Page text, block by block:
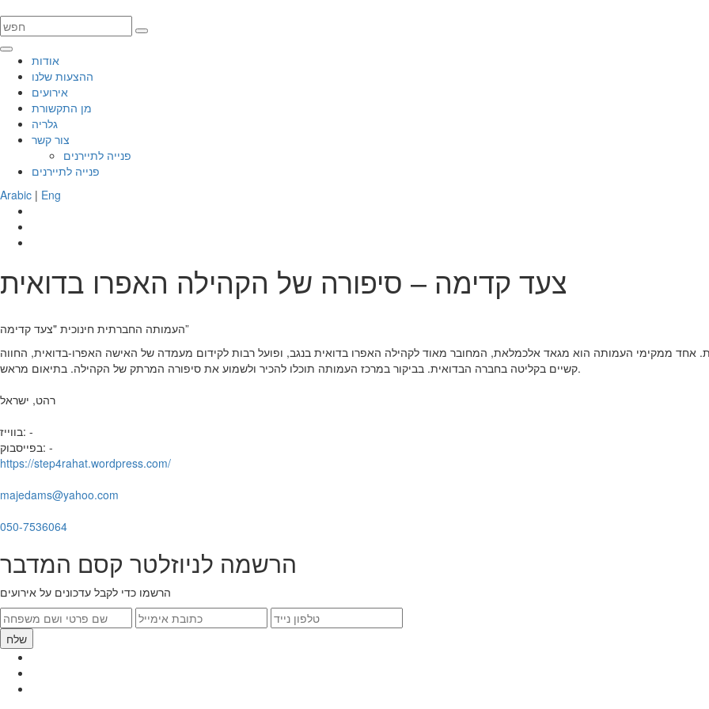
אודות
ההצעות שלנו
אירועים
מן התקשורת
גלריה
צור קשר
פנייה לתיירנים
פנייה לתיירנים
Arabic | Eng
צעד קדימה – סיפורה של הקהילה האפרו בדואית
העמותה החברתית חינוכית "צעד קדימה”
ממקימי העמותה הוא מגאד אלכמלאת, המחובר מאוד לקהילה האפרו בדואית בנגב, ופועל רבות לקידום מעמדה של האישה האפרו-בדואית, החווה
קשיים בקליטה בחברה הבדואית. בביקור במרכז העמותה תוכלו להכיר ולשמוע את סיפורה המרתק של הקהילה. בתיאום מראש.
רהט, ישראל
בווייז: -
בפייסבוק: -
https://step4rahat.wordpress.com/
majedams@yahoo.com
050-7536064
הרשמה לניוזלטר קסם המדבר
הרשמו כדי לקבל עדכונים על אירועים
שלח